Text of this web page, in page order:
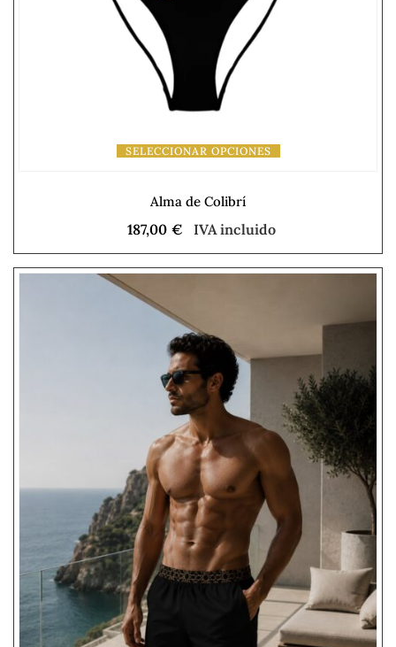
SELECCIONAR OPCIONES
Alma de Colibrí
187,00 € IVA incluido